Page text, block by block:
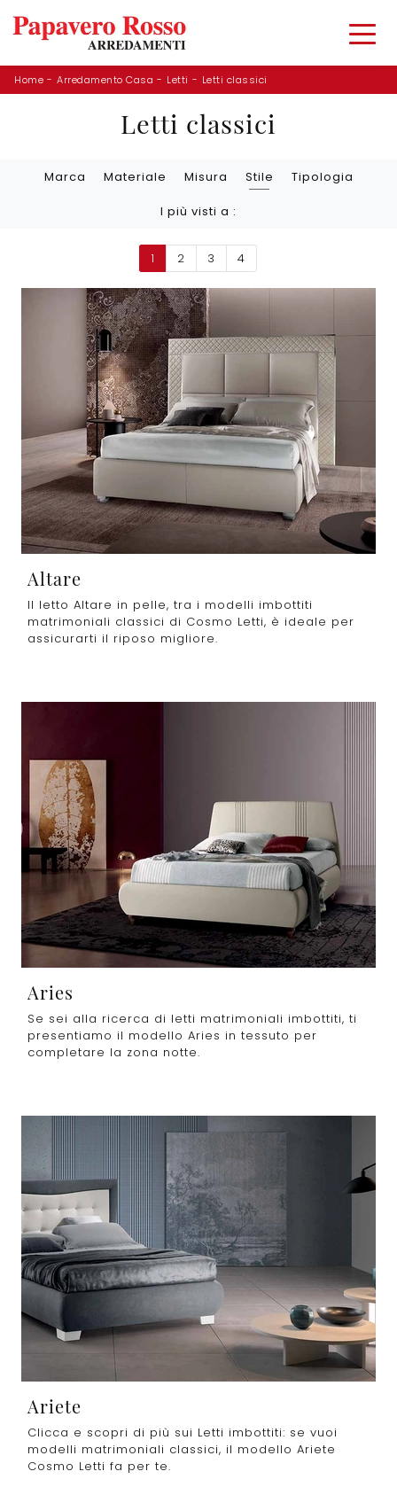
Home - Arredamento Casa - Letti - Letti classici
Letti classici
Marca Materiale Misura Stile Tipologia
I più visti a :
1 2 3 4
Altare
Il letto Altare in pelle, tra i modelli imbottiti
matrimoniali classici di Cosmo Letti, è ideale per
assicurarti il riposo migliore.
Aries
Se sei alla ricerca di letti matrimoniali imbottiti, ti
presentiamo il modello Aries in tessuto per
completare la zona notte.
Ariete
Clicca e scopri di più sui Letti imbottiti: se vuoi
modelli matrimoniali classici, il modello Ariete
Cosmo Letti fa per te.